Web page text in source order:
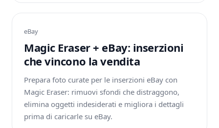
eBay
Magic Eraser + eBay: inserzioni
che vincono la vendita
Prepara foto curate per le inserzioni eBay con
Magic Eraser: rimuovi sfondi che distraggono,
elimina oggetti indesiderati e migliora i dettagli
prima di caricarle su eBay.